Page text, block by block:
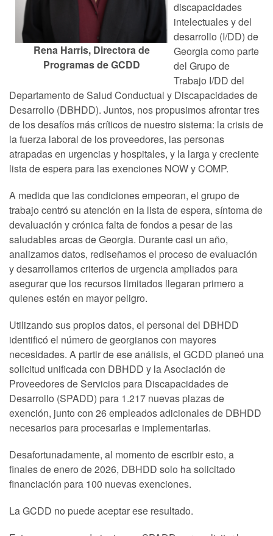
Rena Harris, Directora de
Programas de GCDD
discapacidades
intelectuales y del
desarrollo (I/DD) de
Georgia como parte
del Grupo de
Trabajo I/DD del
Departamento de Salud Conductual y Discapacidades de
Desarrollo (DBHDD). Juntos, nos propusimos afrontar tres
de los desafíos más críticos de nuestro sistema: la crisis de
la fuerza laboral de los proveedores, las personas
atrapadas en urgencias y hospitales, y la larga y creciente
lista de espera para las exenciones NOW y COMP.
A medida que las condiciones empeoran, el grupo de
trabajo centró su atención en la lista de espera, síntoma de
devaluación y crónica falta de fondos a pesar de las
saludables arcas de Georgia. Durante casi un año,
analizamos datos, rediseñamos el proceso de evaluación
y desarrollamos criterios de urgencia ampliados para
asegurar que los recursos limitados llegaran primero a
quienes estén en mayor peligro.
Utilizando sus propios datos, el personal del DBHDD
identificó el número de georgianos con mayores
necesidades. A partir de ese análisis, el GCDD planeó una
solicitud unificada con DBHDD y la Asociación de
Proveedores de Servicios para Discapacidades de
Desarrollo (SPADD) para 1.217 nuevas plazas de
exención, junto con 26 empleados adicionales de DBHDD
necesarios para procesarlas e implementarlas.
Desafortunadamente, al momento de escribir esto, a
finales de enero de 2026, DBHDD solo ha solicitado
financiación para 100 nuevas exenciones.
La GCDD no puede aceptar ese resultado.